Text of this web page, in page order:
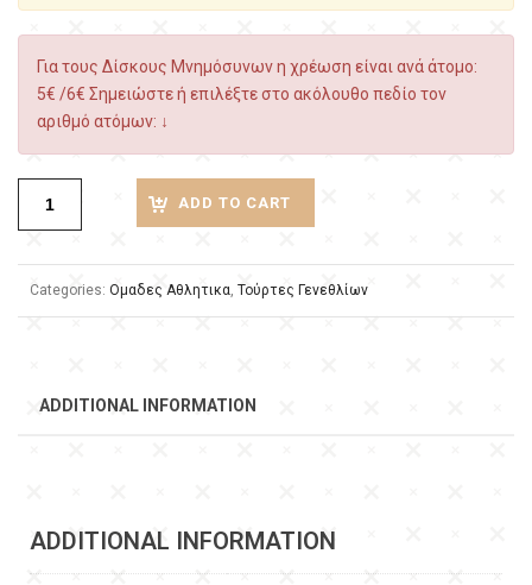
Για τους Δίσκους Μνημόσυνων η χρέωση είναι ανά άτομο:
5€ /6€ Σημειώστε ή επιλέξτε στο ακόλουθο πεδίο τον
αριθμό ατόμων: ↓
ADD TO CART
Categories: Ομαδες Αθλητικα, Τούρτες Γενεθλίων
ADDITIONAL INFORMATION
ADDITIONAL INFORMATION